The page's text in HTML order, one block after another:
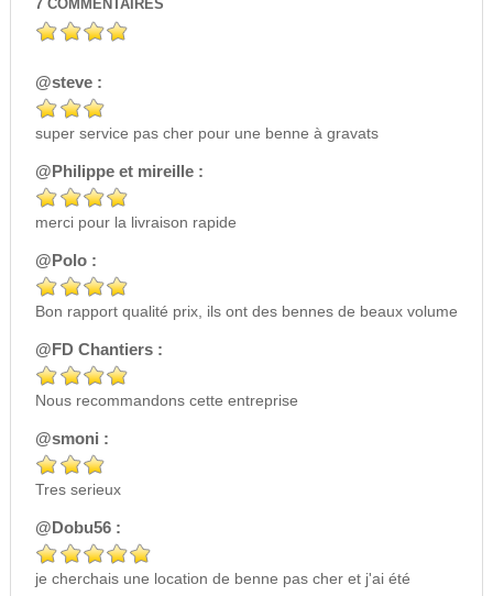
7 COMMENTAIRES
@steve :
super service pas cher pour une benne à gravats
@Philippe et mireille :
merci pour la livraison rapide
@Polo :
Bon rapport qualité prix, ils ont des bennes de beaux volume
@FD Chantiers :
Nous recommandons cette entreprise
@smoni :
Tres serieux
@Dobu56 :
je cherchais une location de benne pas cher et j'ai été